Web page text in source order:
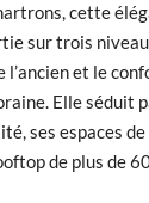
cette
sur trois
et le
Elle séduit
ses espaces
de plus de 60